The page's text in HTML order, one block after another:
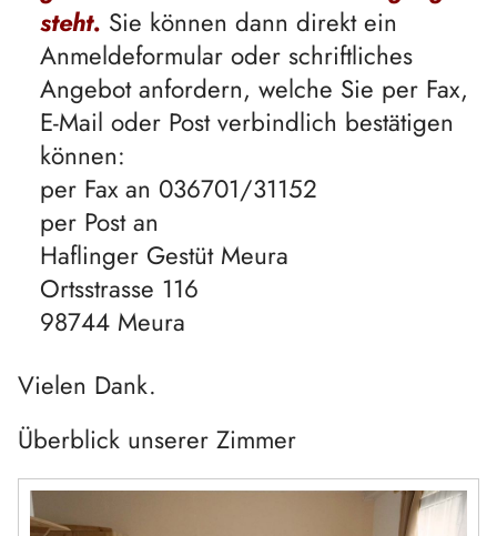
steht. Sie können dann direkt ein
Anmeldeformular oder schriftliches
Angebot anfordern, welche Sie per Fax,
E-Mail oder Post verbindlich bestätigen
können:
per Faxan 036701/31152
per Postan
Haflinger Gestüt Meura
Ortsstrasse 116
98744 Meura
Vielen Dank.
Überblick unserer Zimmer